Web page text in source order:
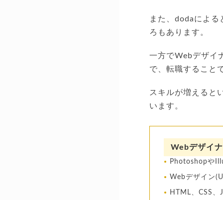
また、dodaによる
ろもあります。
一方でWebデザイ
で、転職すること
スキルが増えると
います。
Webデザイ
Photoshopや
Webデザイン
HTML、CSS、